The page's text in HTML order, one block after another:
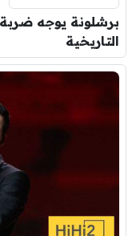
برشلونة يوجه
التاريخية